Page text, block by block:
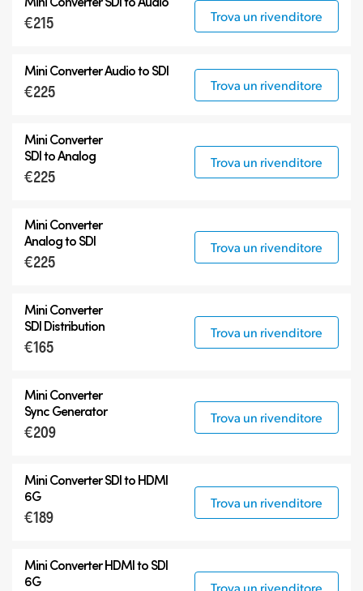
€215 Trova un rivenditore
Mini ConverterAudio to SDI
€225 Trova un rivenditore
Mini Converter
SDI to Analog
€225
Trova un rivenditore
Mini Converter
Analog to SDI
€225
Trova un rivenditore
Mini Converter
SDI Distribution
€165
Trova un rivenditore
Mini Converter
Sync Generator
€209
Trova un rivenditore
Mini Converter SDI to HDMI
6G
€189
Trova un rivenditore
Mini Converter HDMI to SDI
6G
Trova un rivenditore